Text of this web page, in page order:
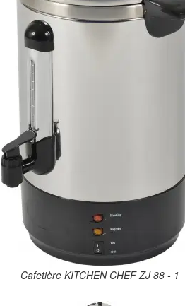
Cafetière KITCHEN CHEF ZJ 88 - 1